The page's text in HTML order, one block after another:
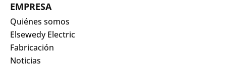
EMPRESA
Quiénes somos
Elsewedy Electric
Fabricación
Noticias